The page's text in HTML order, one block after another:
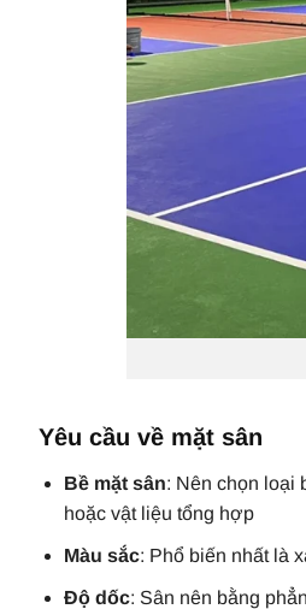
Yêu cầu về mặt sân
Bề mặt sân: Nên chọn loại
hoặc vật liệu tổng hợp
Màu sắc: Phổ biến nhất là
Độ dốc: Sân nên bằng